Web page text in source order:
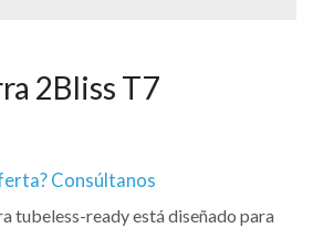
2Bliss T7
Consúltanos
tubeless-ready está diseñado para